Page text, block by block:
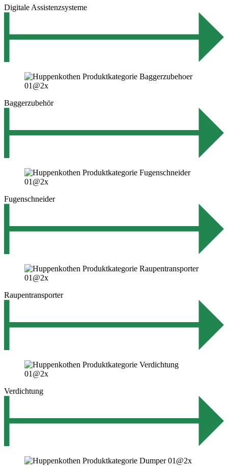
Digitale Assistenzsysteme
Baggerzubehör
Fugenschneider
Raupentransporter
Verdichtung